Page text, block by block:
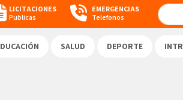
LICITACIONES
Publicas
EMERGENCIAS
Telefonos
SALUD DEPORTE